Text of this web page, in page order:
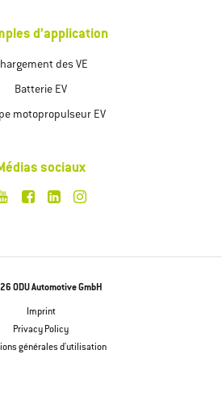
d’application
des VE
Batterie EV
motopropulseur EV
sociaux
ODU Automotive GmbH
Imprint
Privacy Policy
générales d'utilisation